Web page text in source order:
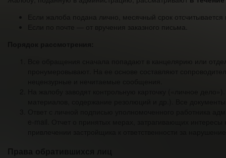
Если жалоба подана лично, месячный срок
Если по почте — от вручения заказного письма.
Все обращения сначала попадают в канцелярию или